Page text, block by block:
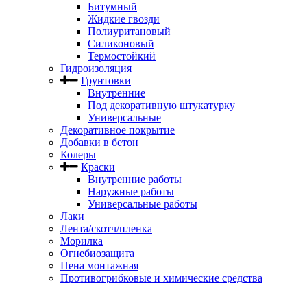
Битумный
Жидкие гвозди
Полиуритановый
Силиконовый
Термостойкий
Гидроизоляция
Грунтовки
Внутренние
Под декоративную штукатурку
Универсальные
Декоративное покрытие
Добавки в бетон
Колеры
Краски
Внутренние работы
Наружные работы
Универсальные работы
Лаки
Лента/скотч/пленка
Морилка
Огнебиозащита
Пена монтажная
Противогрибковые и химические средства